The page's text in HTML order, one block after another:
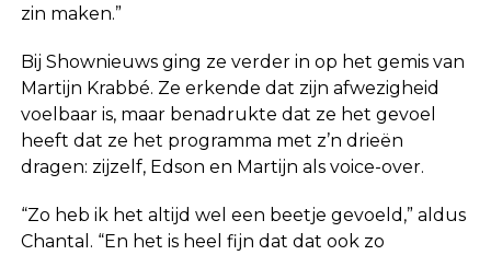
zin maken.”
Bij Shownieuws ging ze verder in op het gemis van
Martijn Krabbé. Ze erkende dat zijn afwezigheid
voelbaar is, maar benadrukte dat ze het gevoel
heeft dat ze het programma met z’n drieën
dragen: zijzelf, Edson en Martijn als voice-over.
“Zo heb ik het altijd wel een beetje gevoeld,” aldus
Chantal. “En het is heel fijn dat dat ook zo